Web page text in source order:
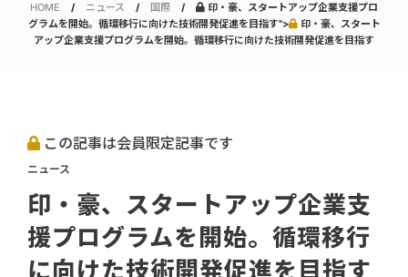
HOME ニュース 国際
印・豪、スタートアップ企業支援プロ
グラムを開始。循環移行に向けた技術開発促進を目指す">
印・豪、スタート
アップ企業支援プログラムを開始。循環移行に向けた技術開発促進を目指す
この記事は会員限定記事です
ニュース
印・豪、スタートアップ企業支
援プログラムを開始。循環移行
に向けた技術開発促進を目指す